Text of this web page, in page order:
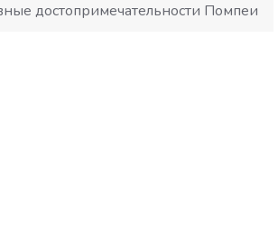
достопримечательности Помпеи